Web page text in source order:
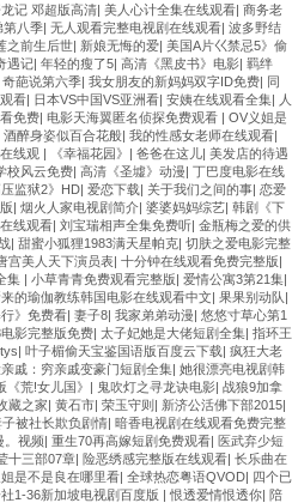
记 邓超版高清| 美人心计全集在线观看| 商务老
第八季| 无人观看完整电视剧在线观看| 波多野结
之前生后世| 新娘无悔的爱| 美国A片巜禁忌5》偷
遇记| 年轻的瘦了5| 高清《黑皮书》电影| 羁绊
奇葩说第六季| 我女朋友的新妈妈双字ID免费| 同
看| 日本VS中国VS亚洲看| 安姨在线观看全集| 人
免费| 电影天海翼匿名侦探免费观看 | OV义姐是
酒醉身姿似百合花般| 我的性感女老师在线观看|
线观 | 《幸福花园》 | 爸爸在这儿| 美发店的待遇
校风云免费| 高清《圣墟》动漫| 丁巴度电影在线
监狱2》HD| 爱恋下载| 关于我们之间的事| 恋爱
| 烟火人家电视剧简介| 婆婆妈妈综艺| 韩剧《下
线观看| 刘宝瑞相声全集免费听| 金瓶梅之爱的供
| 甜蜜小狐狸1983满天星帕克| 切肤之爱电影完整
宫美人天下演员表| 十分钟在线观看免费完整版|
集 | 小草青青免费观看完整版| 爱情公寓3第21集|
来的瑜伽教练韩国电影在线观看中文| 果果别动队 |
行》免费看| 妻子8| 我家弟弟动漫| 悠悠寸草心第1
影完整版免费| 太子妃她是大佬短剧全集| 指环王
| 叶子楣偷天宝鉴国语版百度云下载| 疯狂大老
戚：穷亲戚变豪门短剧全集| 她很漂亮电视剧韩
《荒!女儿国》 | 鬼吹灯之寻龙诀电影| 战狼9加拿
藏之家| 黄石市| 荣玉守则| 新济公活佛下部2015|
被社长欺负剧情| 暗香电视剧在线观看免费完整
。视频| 重生70再高嫁短剧免费观看| 医武弃少短
十三部07章| 险恶绣感完整版在线观看| 长乐曲在
姐是不是良在哪里看| 全球热恋粤语QVOD| 四个已
1-36新加坡电视剧百度版 |恨透爱情恨透你| 陪